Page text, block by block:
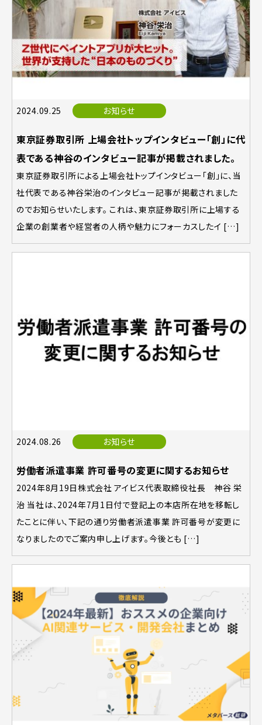
2024.09.25 お知らせ
東京証券取引所 上場会社トップインタビュー「創」に代
表である神谷のインタビュー記事が掲載されました。
東京証券取引所による上場会社トップインタビュー「創」に、当
社代表である神谷栄治のインタビュー記事が掲載されました
のでお知らせいたします。 これは、東京証券取引所に上場する
企業の創業者や経営者の人柄や魅力にフォーカスしたイ […]
2024.08.26 お知らせ
労働者派遣事業 許可番号の変更に関するお知らせ
2024年8月19日株式会社 アイビス代表取締役社長 神谷 栄
治 当社は、2024年7月1日付で登記上の本店所在地を移転し
たことに伴い、下記の通り労働者派遣事業 許可番号が変更に
なりましたのでご案内申し上げます。今後とも […]